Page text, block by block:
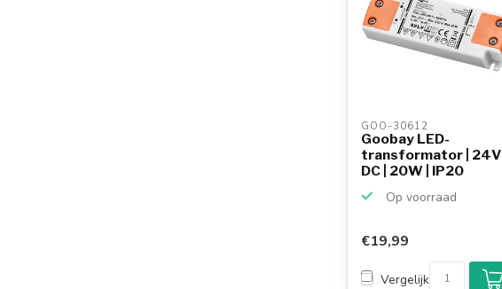
GOO-30612
Goobay LED-
transformator | 24V
DC | 20W | IP20
Op voorraad
€19,99
Vergelijk